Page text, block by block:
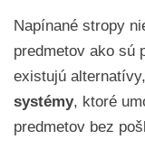
Napínané stropy
predmetov ako sú
existujú
systémy, ktoré
predmetov bez